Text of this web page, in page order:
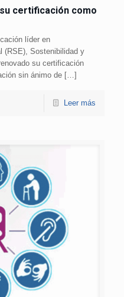
certificación como
líder en
(RSE), Sostenibilidad y
su certificación
sin ánimo de […]
Leer más